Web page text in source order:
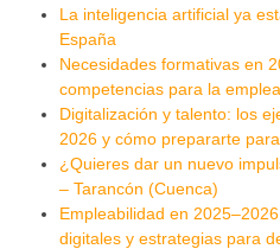
La inteligencia artificial ya
España
Necesidades formativas en
competencias para la
Digitalización y talento: los
2026 y cómo prepararte
¿Quieres dar un nuevo
– Tarancón (Cuenca)
Empleabilidad en
digitales y estrategias para